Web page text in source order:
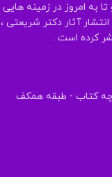
به کار کرده و تا به امروز در زمینه هایی
آثار دکتر شریعتی ،
کتاب - طبقه همکف